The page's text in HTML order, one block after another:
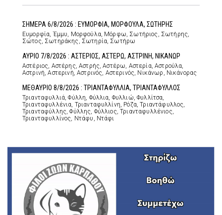
ΣΗΜΕΡΑ 6/8/2026 : ΕΥΜΟΡΦΙΑ, ΜΟΡΦΟΥΛΑ, ΣΩΤΗΡΗΣ
Ευμορφία, Έμμυ, Μορφούλα, Μόρφω, Σωτήριος, Σωτήρης,
Σώτος, Σωτηράκης, Σωτηρία, Σωτήρω
ΑΥΡΙΟ 7/8/2026 : ΑΣΤΕΡΙΟΣ, ΑΣΤΕΡΩ, ΑΣΤΡΙΝΗ, ΝΙΚΑΝΩΡ
Αστέριος, Αστέρης, Αστρής, Αστέρω, Αστερία, Αστρούλα,
Αστρινή, Αστερινή, Αστρινός, Αστερινός, Νικάνωρ, Νικάνορας
ΜΕΘΑΥΡΙΟ 8/8/2026 : ΤΡΙΑΝΤΑΦΥΛΛΙΑ, ΤΡΙΑΝΤΑΦΥΛΛΟΣ
Τριανταφυλλιά, Φύλλη, Φύλλια, Φυλλιώ, Φυλλίτσα,
Τριανταφυλλένια, Τριανταφυλλίνη, Ρόζα, Τριαντάφυλλος,
Τριανταφύλλης, Φύλλης, Φύλλιος, Τριανταφυλλένιος,
Τριανταφυλλίνος, Ντάφυ, Ντάφι